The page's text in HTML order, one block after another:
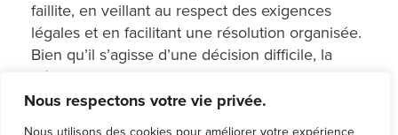
Nous respectons votre vie privée.
Nous utilisons des cookies pour améliorer votre expérience
faillite, en veillant au respect des exigences
légales et en facilitant une résolution organisée.
Bien qu’il s’agisse d’une décision difficile, la
déclaration de faillite peut permettre aux
individus de tirer des leçons de l’expérience, de